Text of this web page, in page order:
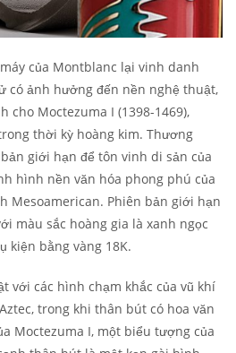
của Montblanc lại vinh danh
có ảnh hưởng đến nền nghệ thuật,
cho Moctezuma I (1398-1469),
thời kỳ hoàng kim. Thương
giới hạn để tôn vinh di sản của
hình nền văn hóa phong phú của
Mesoamerican. Phiên bản giới hạn
màu sắc hoàng gia là xanh ngọc
kiện bằng vàng 18K.
với các hình chạm khắc của vũ khí
trong khi thân bút có hoa văn
Moctezuma I, một biểu tượng của